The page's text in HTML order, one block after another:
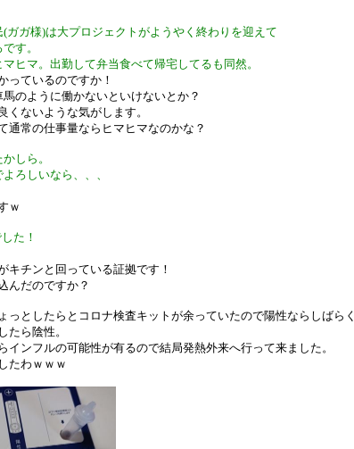
ガガ様)は大プロジェクトがようやく終わりを迎えて
す。
ヒマ。出勤して弁当食べて帰宅してるも同然。
っているのですか！
のように働かないといけないとか？
くないような気がします。
通常の仕事量ならヒマヒマなのかな？
しら。
ろしいなら、、、
ｗ
た！
キチンと回っている証拠です！
んだのですか？
っとしたらとコロナ検査キットが余っていたので陽性ならしばらく
たら陰性。
インフルの可能性が有るので結局発熱外来へ行って来ました。
たわｗｗｗ